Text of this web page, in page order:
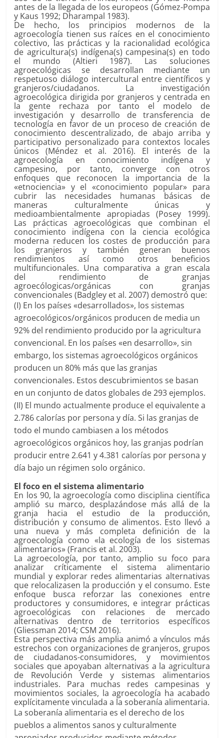
antes de la llegada de los europeos (Gómez-Pompa
y Kaus 1992; Dharampal 1983).
De hecho, los principios modernos de la
agroecología tienen sus raíces en el conocimiento
colectivo, las prácticas y la racionalidad ecológica
de agricultura(s) indígena(s) campesina(s) en todo
el mundo (Altieri 1987). Las soluciones
agroecológicas se desarrollan mediante un
respetuoso diálogo intercultural entre científicos y
granjeros/ciudadanos. La investigación
agroecológica dirigida por granjeros y centrada en
la gente rechaza por tanto el modelo de
investigación y desarrollo de transferencia de
tecnología en favor de un proceso de creación de
conocimiento descentralizado, de abajo arriba y
participativo personalizado para contextos locales
únicos (Méndez et al. 2016). El interés de la
agroecología en conocimiento indígena y
campesino, por tanto, converge con otros
enfoques que reconocen la importancia de la
«etnociencia» y el «conocimiento popular» para
cubrir las necesidades humanas básicas de
maneras culturalmente únicas y
medioambientalmente apropiadas (Posey 1999).
Las prácticas agroecológicas que combinan el
conocimiento indígena con la ciencia ecológica
moderna reducen los costes de producción para
los granjeros y también generan buenos
rendimientos así como otros beneficios
multifuncionales. Una comparativa a gran escala
del rendimiento de granjas
agroecólogicas/orgánicas con granjas
convencionales (Badgley et al. 2007) demostró que:
(I) En los países «desarrollados», los sistemas
agroecológicos/orgánicos producen de media un
92% del rendimiento producido por la agricultura
convencional. En los países «en desarrollo», sin
embargo, los sistemas agroecológicos orgánicos
producen un 80% más que las granjas
convencionales. Estos descubrimientos se basan
en un conjunto de datos globales de 293 ejemplos.
(II) El mundo actualmente produce el equivalente a
2.786 calorías por persona y día. Si las granjas de
todo el mundo cambiasen a los métodos
agroecológicos orgánicos hoy, las granjas podrían
producir entre 2.641 y 4.381 calorías por persona y
día bajo un régimen solo orgánico.
El foco en el sistema alimentario
En los 90, la agroecología como disciplina científica
amplió su marco, desplazándose más allá de la
granja hacia el estudio de la producción,
distribución y consumo de alimentos. Esto llevó a
una nueva y más completa definición de la
agroecología como «la ecología de los sistemas
alimentarios» (Francis et al. 2003).
La agroecología, por tanto, amplio su foco para
analizar críticamente el sistema alimentario
mundial y explorar redes alimentarias alternativas
que relocalizasen la producción y el consumo. Este
enfoque busca reforzar las conexiones entre
productores y consumidores, e integrar prácticas
agroecológicas con relaciones de mercado
alternativas dentro de territorios específicos
(Gliessman 2014; CSM 2016).
Esta perspectiva más amplia animó a vínculos más
estrechos con organizaciones de granjeros, grupos
de ciudadanos-consumidores, y movimientos
sociales que apoyaban alternativas a la agricultura
de Revolución Verde y sistemas alimentarios
industriales. Para muchas redes campesinas y
movimientos sociales, la agroecología ha acabado
explícitamente vinculada a la soberanía alimentaria.
La soberanía alimentaria es el derecho de los
pueblos a alimentos sanos y culturalmente